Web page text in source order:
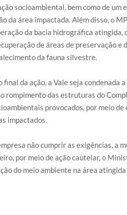
socioambiental, bem como de um
da área impactada. Além disso, o
da bacia hidrográfica atingida,
de áreas de preservação e
da fauna silvestre.
da ação, a Vale seja condenada
rompimento das estruturas do
provocados, por meio de
impactados.
não cumprir as exigências, a
por meio de ação cautelar, o
do meio ambiente na área